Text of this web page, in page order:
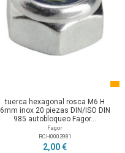
tuerca hexagonal rosca M6 H
6mm inox 20 piezas DIN/ISO DIN
985 autobloqueo Fagor...
Fagor
RCH0003981
2,00 €